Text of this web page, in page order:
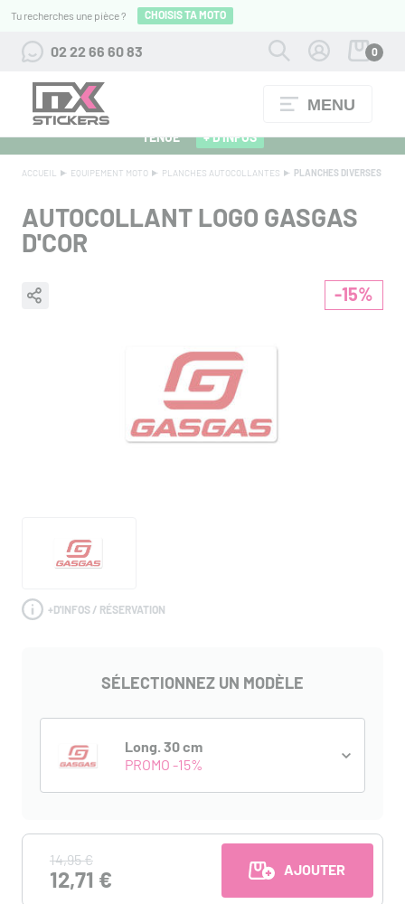
Tu recherches une pièce ? CHOISIS TA MOTO
02 22 66 60 83 0
MENU
ALPINESTARS 27 : FLOCAGE OFFERT POUR L'ACHAT D'UNE
TENUE
+ D'INFOS
ACCUEIL EQUIPEMENT MOTO PLANCHES AUTOCOLLANTES PLANCHES DIVERSES
AUTOCOLLANT LOGO GASGAS
D'COR
-15%
+D'INFOS / RÉSERVATION
SÉLECTIONNEZ UN MODÈLE
Long. 30 cm
PROMO -15%
14,95 €
12,71 € AJOUTER AU